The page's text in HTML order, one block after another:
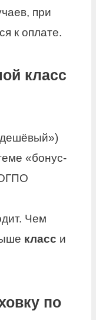
при
к оплате.
класс
«бонус-
Чем
класс и
по